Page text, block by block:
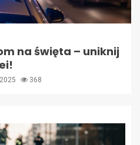
na święta – uniknij
368